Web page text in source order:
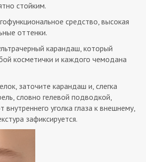
стойким.
средство, высокая
оттенки.
карандаш, который
косметички и каждого чемодана
заточите карандаш и, слегка
словно гелевой подводкой,
уголка глаза к внешнему,
зафиксируется.